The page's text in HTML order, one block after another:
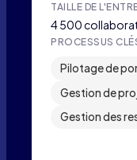
TAILLE DE
4 500
PROCESSUS
Pilotage de
Gestion de
Gestion des